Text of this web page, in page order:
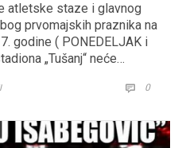
atletske staze i glavnog
prvomajskih praznika na
godine ( PONEDELJAK i
„Tušanj“ neće…
 0